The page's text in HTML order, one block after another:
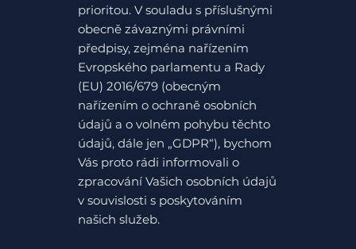
prioritou. V souladu s příslušnými
obecně závaznými právními
předpisy, zejména nařízením
Evropského parlamentu a Rady
(EU) 2016/679 (obecným
nařízením o ochraně osobních
údajů a o volném pohybu těchto
údajů, dále jen „GDPR“), bychom
Vás proto rádi informovali o
zpracování Vašich osobních údajů
v souvislosti s poskytováním
našich služeb.